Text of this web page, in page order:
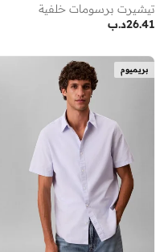
تيشيرت برسومات خلفية
د.ب26.41
بريميوم